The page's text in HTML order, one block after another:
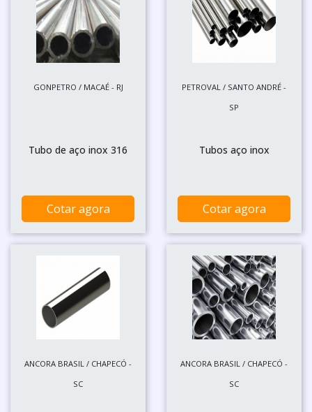
GONPETRO / MACAÉ - RJ
Tubo de aço inox 316
Cotar agora
PETROVAL / SANTO ANDRÉ -
SP
Tubos aço inox
Cotar agora
ANCORA BRASIL / CHAPECÓ -
SC
ANCORA BRASIL / CHAPECÓ -
SC